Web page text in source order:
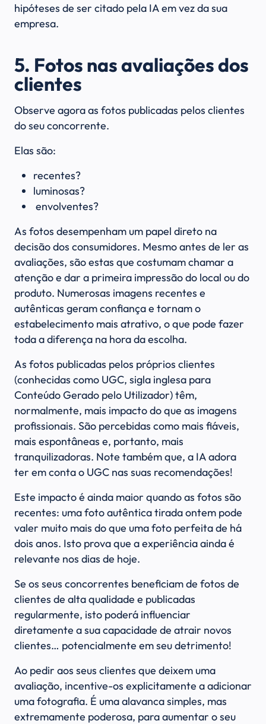
hipóteses de ser citado pela IA em vez da sua
empresa.
5. Fotos nas avaliações dos
clientes
Observe agora as fotos publicadas pelos clientes
do seu concorrente.
Elas são:
recentes?
luminosas?
envolventes?
As fotos desempenham um papel direto na
decisão dos consumidores. Mesmo antes de ler as
avaliações, são estas que costumam chamar a
atenção e dar a primeira impressão do local ou do
produto. Numerosas imagens recentes e
autênticas geram confiança e tornam o
estabelecimento mais atrativo, o que pode fazer
toda a diferença na hora da escolha.
As fotos publicadas pelos próprios clientes
(conhecidas como UGC, sigla inglesa para
Conteúdo Gerado pelo Utilizador) têm,
normalmente, mais impacto do que as imagens
profissionais. São percebidas como mais fiáveis,
mais espontâneas e, portanto, mais
tranquilizadoras. Note também que, a IA adora
ter em conta o UGC nas suas recomendações!
Este impacto é ainda maior quando as fotos são
recentes: uma foto autêntica tirada ontem pode
valer muito mais do que uma foto perfeita de há
dois anos. Isto prova que a experiência ainda é
relevante nos dias de hoje.
Se os seus concorrentes beneficiam de fotos de
clientes de alta qualidade e publicadas
regularmente, isto poderá influenciar
diretamente a sua capacidade de atrair novos
clientes… potencialmente em seu detrimento!
Ao pedir aos seus clientes que deixem uma
avaliação, incentive-os explicitamente a adicionar
uma fotografia. É uma alavanca simples, mas
extremamente poderosa, para aumentar o seu